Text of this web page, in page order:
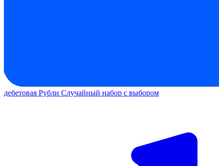
дебетовая Рубли Случайный набор с выбором